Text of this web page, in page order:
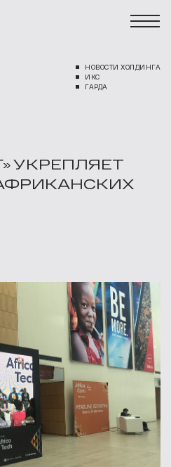
НОВОСТИ ХОЛДИНГА
ИКС
ГАРДА
УКРЕПЛЯЕТ